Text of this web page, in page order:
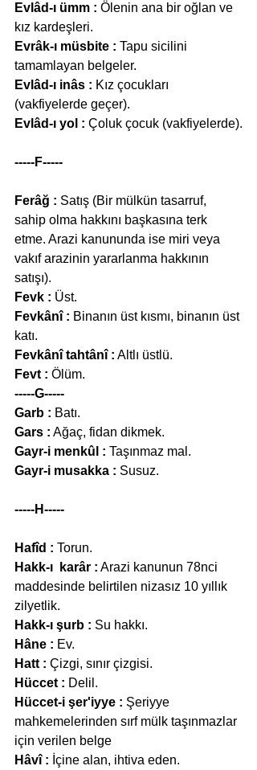
Evlâd-ı ümm : Ölenin ana bir oğlan ve
kız kardeşleri.
Evrâk-ı müsbite : Tapu sicilini
tamamlayan belgeler.
Evlâd-ı inâs : Kız çocukları
(vakfiyelerde geçer).
Evlâd-ı yol : Çoluk çocuk (vakfiyelerde).
-----F-----
Ferâğ : Satış (Bir mülkün tasarruf,
sahip olma hakkını başkasına terk
etme. Arazi kanununda ise miri veya
vakıf arazinin yararlanma hakkının
satışı).
Fevk : Üst.
Fevkânî : Binanın üst kısmı, binanın üst
katı.
Fevkânî tahtânî : Altlı üstlü.
Fevt : Ölüm.
-----G-----
Garb : Batı.
Gars : Ağaç, fidan dikmek.
Gayr-i menkûl : Taşınmaz mal.
Gayr-i musakka : Susuz.
-----H-----
Hafîd : Torun.
Hakk-ı  karâr : Arazi kanunun 78nci
maddesinde belirtilen nizasız 10 yıllık
zilyetlik.
Hakk-ı şurb : Su hakkı.
Hâne : Ev.
Hatt : Çizgi, sınır çizgisi.
Hüccet : Delil.
Hüccet-i şer'iyye : Şeriyye
mahkemelerinden sırf mülk taşınmazlar
için verilen belge
Hâvî : İçine alan, ihtiva eden.